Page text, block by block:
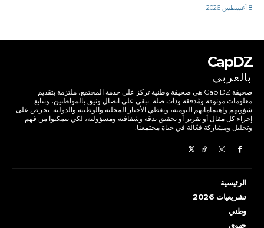
8 أغسطس 2026
CapDZ
بالعربي
صحيفة Cap DZ هي صحيفة وطنية تركز على خدمة المجتمع، ملتزمة بتقديم
معلومات موثوقة ومُدققة وذات صلة. نبقى على اتصال وثيق بالمواطنين، ونتابع
شؤونهم واهتماماتهم اليومية، ونغطي الأخبار المحلية والوطنية والدولية. نحرص على
إجراء كل مقال أو تقرير أو تحقيق بدقة وشفافية ومسؤولية، لكي تتمكنوا من فهم
وتحليل ومشاركة فعّالة في حياة مجتمعنا.
الرئيسية
تشريعيات 2026
وطني
جهوي